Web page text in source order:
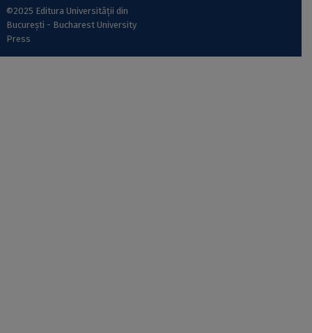
©2025 Editura Universității din
București - Bucharest University
Press